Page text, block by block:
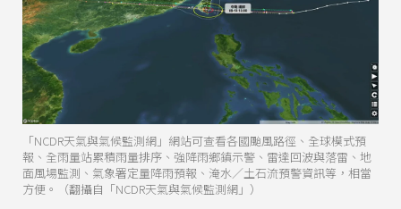
「NCDR天氣與氣候監測網」網站可查看各國颱風路徑、全球模式預
報、全雨量站累積雨量排序、強降雨鄉鎮示警、雷達回波與落雷、地
面風場監測、氣象署定量降雨預報、淹水／土石流預警資訊等，相當
方便。（翻攝自「NCDR天氣與氣候監測網」）